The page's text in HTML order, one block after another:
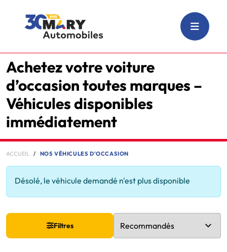
Achetez votre voiture
d’occasion toutes marques –
Véhicules disponibles
immédiatement
ACCUEIL NOS VÉHICULES D'OCCASION
Désolé, le véhicule demandé n'est plus disponible
Filtres